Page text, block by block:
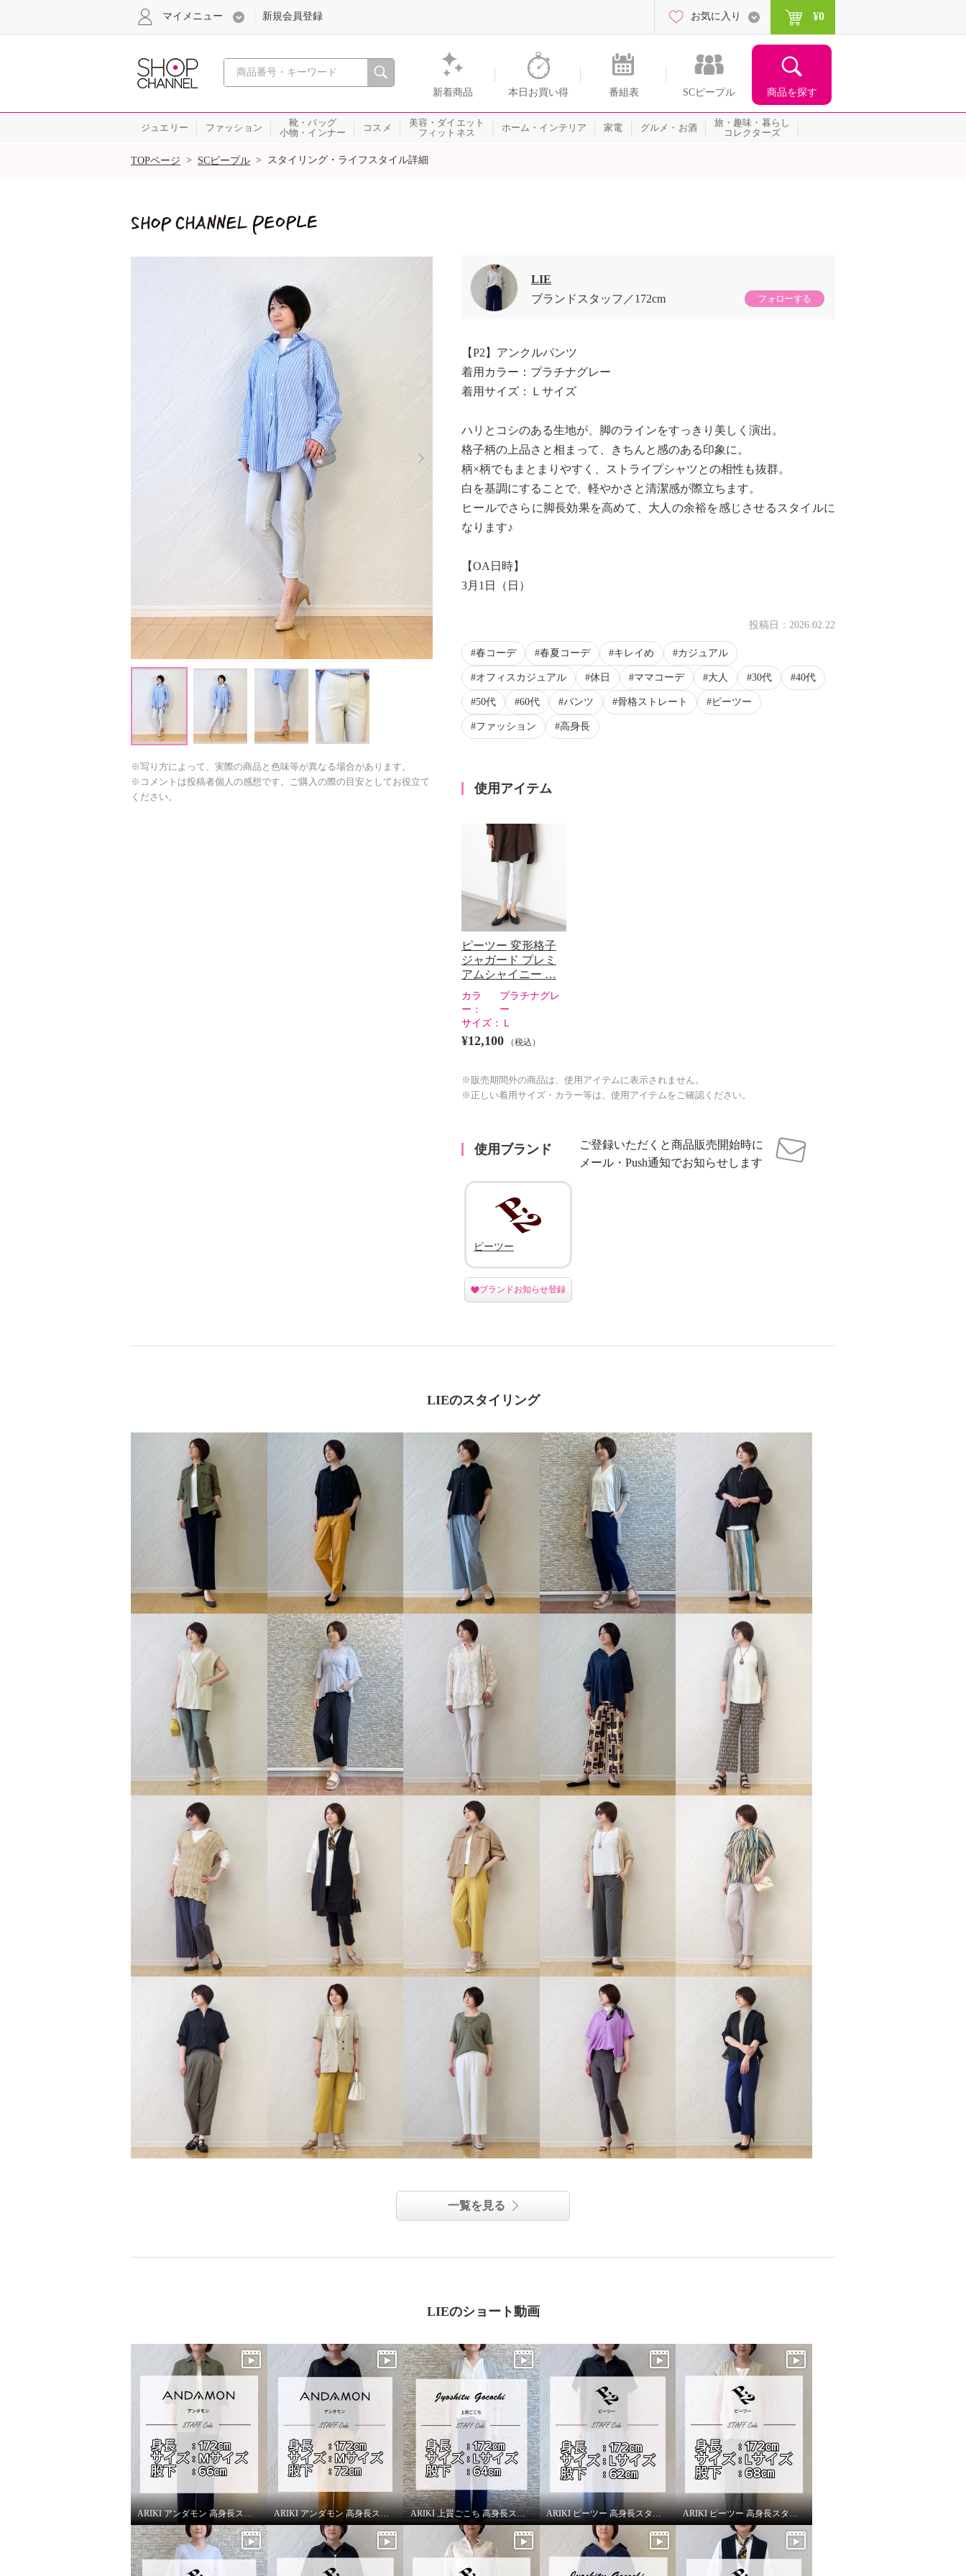
心おどる、瞬間を。通販・テレビショッピングのショップチャンネル
新着商品 本日お買い得 番組表 SCピープル 商品を探す
マイメニュー 新規会員登録 お気に入り ¥0
ジュエリー ファッション
靴・バッグ
小物・インナー
コスメ
美容・ダイエット
フィットネス
ホーム・インテリア 家電 グルメ・お酒
旅・趣味・暮らし
コレクターズ
SALE
TOPページ > SCピープル > スタイリング・ライフスタイル詳細
※写り方によって、実際の商品と色味等が異なる場合があります。
※コメントは投稿者個人の感想です。ご購入の際の目安としてお役立て
ください。
LIE
ブランドスタッフ
172cm フォローする
【P2】アンクルパンツ
着用カラー：プラチナグレー
着用サイズ：Ｌサイズ
ハリとコシのある生地が、脚のラインをすっきり美しく演出。
格子柄の上品さと相まって、きちんと感のある印象に。
柄×柄でもまとまりやすく、ストライプシャツとの相性も抜群。
白を基調にすることで、軽やかさと清潔感が際立ちます。
ヒールでさらに脚長効果を高めて、大人の余裕を感じさせるスタイルに
なります♪
【OA日時】
3月1日（日）
投稿日： 2026.02.22
春コーデ 春夏コーデ キレイめ カジュアル
オフィスカジュアル 休日 ママコーデ 大人 30代 40代
50代 60代 パンツ 骨格ストレート ピーツー
ファッション 高身長
使用アイテム
ピーツー 変形格子
ジャガード プレミ
アムシャイニー …
カラ
ー：
プラチナグレ
ー
サイズ：
Ｌ
¥12,100 （税込）
※販売期間外の商品は、使用アイテムに表示されません。
※正しい着用サイズ・カラー等は、使用アイテムをご確認ください。
使用ブランド
ご登録いただくと商品販売開始時に
メール・Push通知でお知らせします
ピーツー
ブランドお知らせ登録
LIEのスタイリング
一覧を見る
LIEのショート動画
ARIKI アンダモン 高身長スタッフがはいてみました！ ARIKI アンダモン 高身長スタッフがはいてみました！ ARIKI 上質ごこち 高身長スタッフがはいてみました！ ARIKI ピーツー 高身長スタッフがはいてみました！ ARIKI ピーツー 高身長スタッフがはいてみました！